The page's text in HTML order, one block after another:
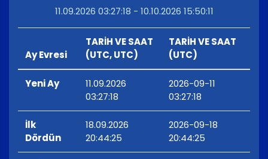
11.09.2026 03:27:18 - 10.10.2026 15:50:11
Ay Evresi
TARİH VE SAAT
(UTC, UTC)
TARİH VE SAAT
(UTC)
Yeni Ay
11.09.2026
03:27:18
2026-09-11
03:27:18
İlk
Dördün
18.09.2026
20:44:25
2026-09-18
20:44:25